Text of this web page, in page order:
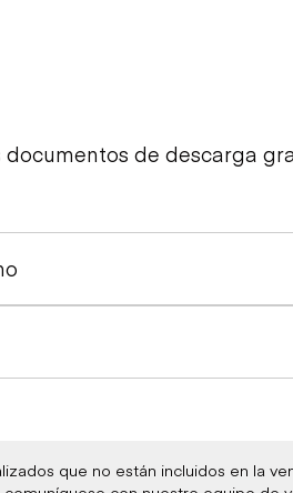
de descarga
que no están incluidos en la